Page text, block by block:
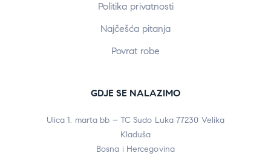
Politika privatnosti
Najčešća pitanja
Povrat robe
GDJE SE NALAZIMO
Ulica 1. marta bb – TC Sudo Luka 77230 Velika
Kladuša
Bosna i Hercegovina